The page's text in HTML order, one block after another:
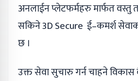
अनलाईन प्लेटफर्महरु मार्फत वस्तु
सकिने 3D Secure ई–कमर्श
छ ।
उक्त सेवा सुचारु गर्न चाहने